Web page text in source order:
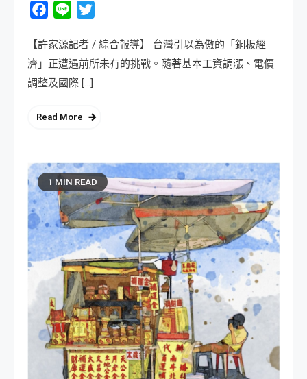
Facebook
Line
【許家源記者 / 綜合報導】 台灣引以為傲的「銅板經
濟」正遭遇前所未有的挑戰。隨著基本工資調漲、電價
調整及國際 […]
Read More
1 MIN READ